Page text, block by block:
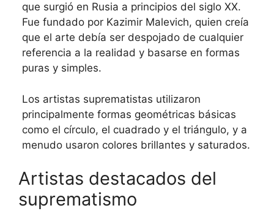
que surgió en Rusia a principios del siglo XX.
Fue fundado por Kazimir Malevich, quien creía
que el arte debía ser despojado de cualquier
referencia a la realidad y basarse en formas
puras y simples.
Los artistas suprematistas utilizaron
principalmente formas geométricas básicas
como el círculo, el cuadrado y el triángulo, y a
menudo usaron colores brillantes y saturados.
Artistas destacados del
suprematismo